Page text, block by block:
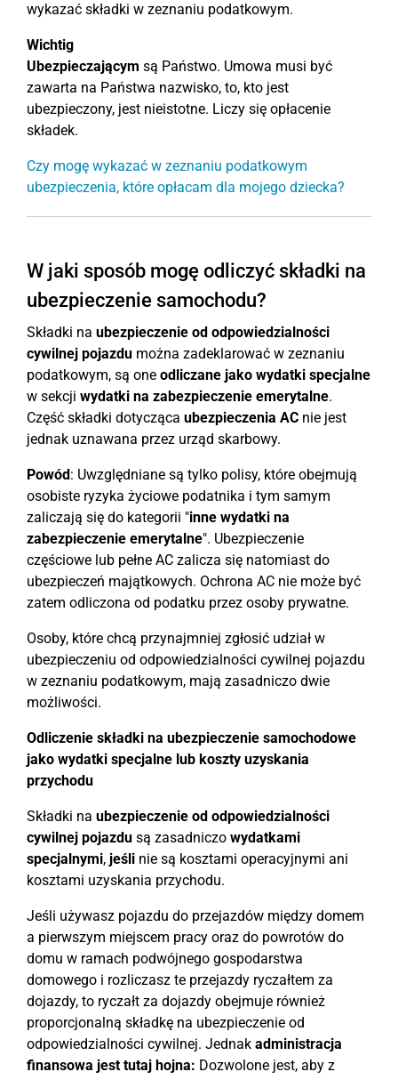
wykazać składki w zeznaniu podatkowym.
Wichtig
Ubezpieczającym są Państwo. Umowa musi być
zawarta na Państwa nazwisko, to, kto jest
ubezpieczony, jest nieistotne. Liczy się opłacenie
składek.
Czy mogę wykazać w zeznaniu podatkowym
ubezpieczenia, które opłacam dla mojego dziecka?
W jaki sposób mogę odliczyć składki na
ubezpieczenie samochodu?
Składki na ubezpieczenie od odpowiedzialności
cywilnej pojazdu można zadeklarować w zeznaniu
podatkowym, są one odliczane jako wydatki specjalne
w sekcji wydatki na zabezpieczenie emerytalne.
Część składki dotycząca ubezpieczenia AC nie jest
jednak uznawana przez urząd skarbowy.
Powód: Uwzględniane są tylko polisy, które obejmują
osobiste ryzyka życiowe podatnika i tym samym
zaliczają się do kategorii "inne wydatki na
zabezpieczenie emerytalne". Ubezpieczenie
częściowe lub pełne AC zalicza się natomiast do
ubezpieczeń majątkowych. Ochrona AC nie może być
zatem odliczona od podatku przez osoby prywatne.
Osoby, które chcą przynajmniej zgłosić udział w
ubezpieczeniu od odpowiedzialności cywilnej pojazdu
w zeznaniu podatkowym, mają zasadniczo dwie
możliwości.
Odliczenie składki na ubezpieczenie samochodowe
jako wydatki specjalne lub koszty uzyskania
przychodu
Składki na ubezpieczenie od odpowiedzialności
cywilnej pojazdu są zasadniczo wydatkami
specjalnymi, jeśli nie są kosztami operacyjnymi ani
kosztami uzyskania przychodu.
Jeśli używasz pojazdu do przejazdów między domem
a pierwszym miejscem pracy oraz do powrotów do
domu w ramach podwójnego gospodarstwa
domowego i rozliczasz te przejazdy ryczałtem za
dojazdy, to ryczałt za dojazdy obejmuje również
proporcjonalną składkę na ubezpieczenie od
odpowiedzialności cywilnej. Jednak administracja
finansowa jest tutaj hojna: Dozwolone jest, aby z